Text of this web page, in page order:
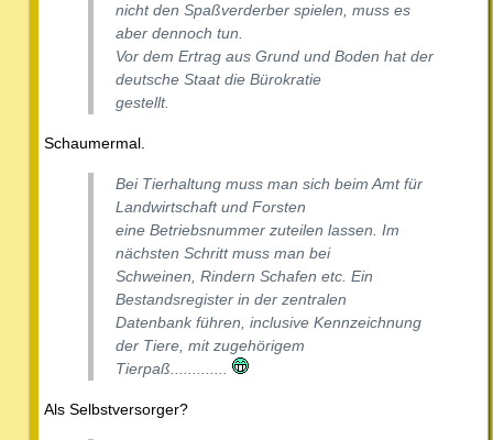
nicht den Spaßverderber spielen, muss es
aber dennoch tun.
Vor dem Ertrag aus Grund und Boden hat der
deutsche Staat die Bürokratie
gestellt.
Schaumermal.
Bei Tierhaltung muss man sich beim Amt für
Landwirtschaft und Forsten
eine Betriebsnummer zuteilen lassen. Im
nächsten Schritt muss man bei
Schweinen, Rindern Schafen etc. Ein
Bestandsregister in der zentralen
Datenbank führen, inclusive Kennzeichnung
der Tiere, mit zugehörigem
Tierpaß.............
Als Selbstversorger?